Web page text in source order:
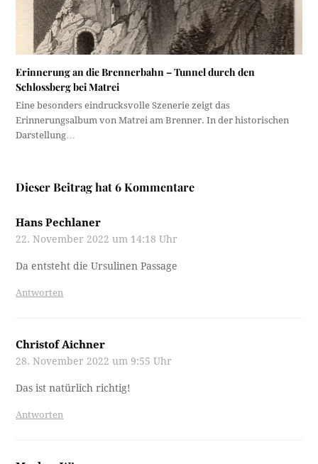
Erinnerung an die Brennerbahn – Tunnel durch den
Schlossberg bei Matrei
Eine besonders eindrucksvolle Szenerie zeigt das
Erinnerungsalbum von Matrei am Brenner. In der historischen
Darstellung…
Dieser Beitrag hat 6 Kommentare
Hans Pechlaner
22. November 2022 um 14:18 Uhr
Da entsteht die Ursulinen Passage
Antworten
Christof Aichner
28. November 2022 um 9:55 Uhr
Das ist natürlich richtig!
Antworten